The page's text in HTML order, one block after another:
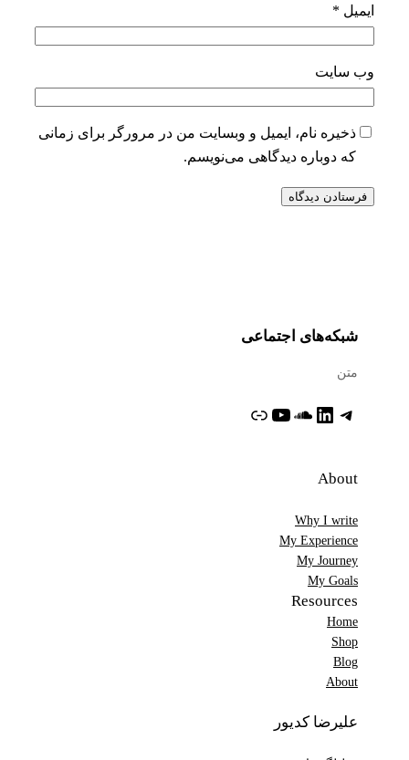
ایمیل *
وب‌ سایت
ذخیره نام، ایمیل و وبسایت من در مرورگر برای زمانی
که دوباره دیدگاهی می‌نویسم.
شبکه‌های اجتماعی
متن
تلگرام لینکداین ساوندکلاود یوتیوبپیوند
About
Why I write
My Experience
My Journey
My Goals
Resources
Home
Shop
Blog
About
علیرضا کدیور